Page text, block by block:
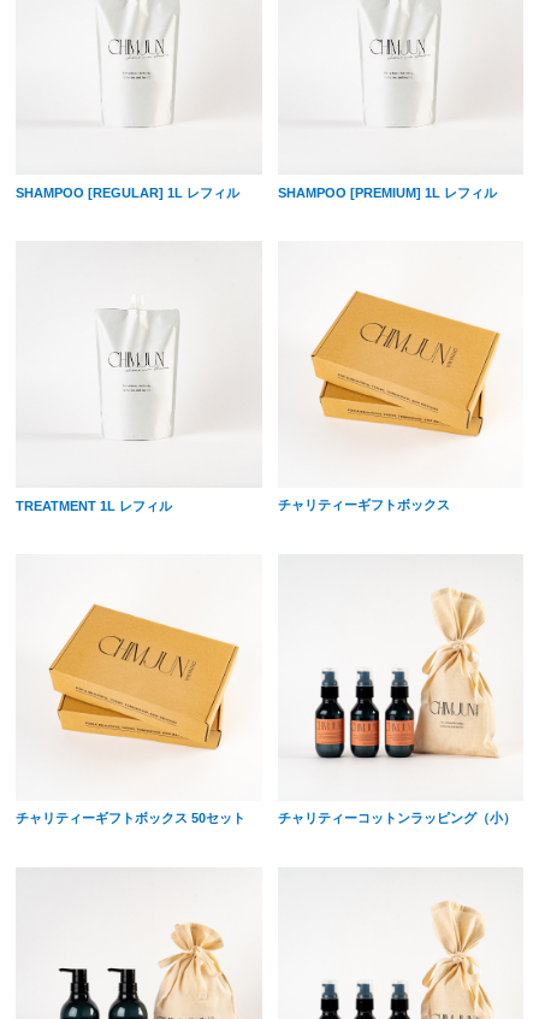
SHAMPOO [REGULAR] 1L レフィル SHAMPOO [PREMIUM] 1L レフィル
TREATMENT 1L レフィル チャリティーギフトボックス
チャリティーギフトボックス 50セット チャリティーコットンラッピング（小）